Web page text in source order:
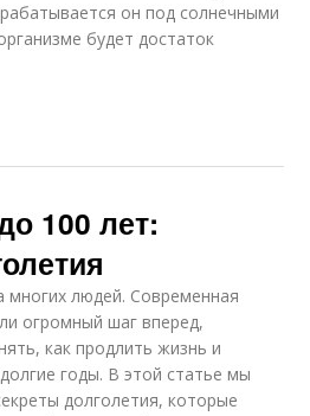
он под солнечными
будет достаток
100 лет:
многих людей. Современная
огромный шаг вперед,
как продлить жизнь и
годы. В этой статье мы
долголетия, которые